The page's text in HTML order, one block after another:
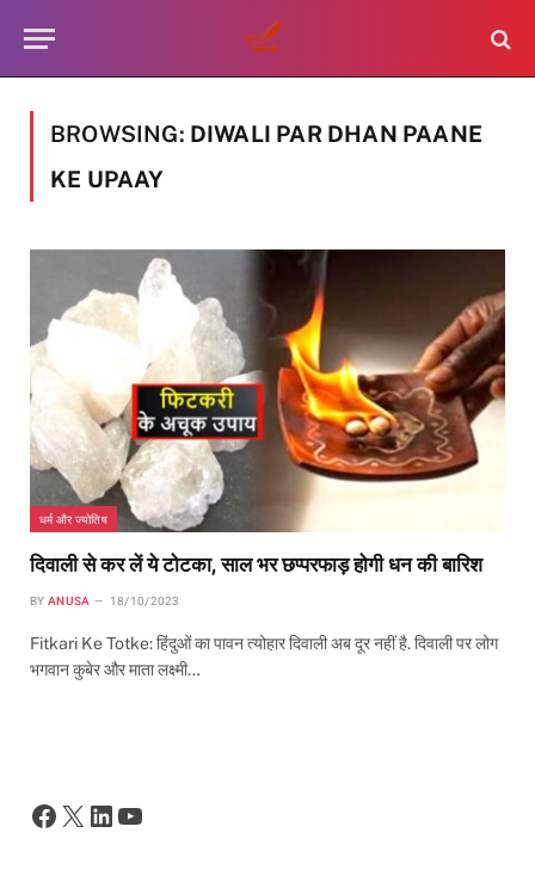
BROWSING: DIWALI PAR DHAN PAANE
KE UPAAY
धर्म और ज्योतिष
दिवाली से कर लें ये टोटका, साल भर छप्परफाड़ होगी धन की बारिश
BY ANUSA 18/10/2023
Fitkari Ke Totke: हिंदुओं का पावन त्योहार दिवाली अब दूर नहीं है. दिवाली पर लोग
भगवान कुबेर और माता लक्ष्मी…
Facebook
X LinkedIn
YouTube